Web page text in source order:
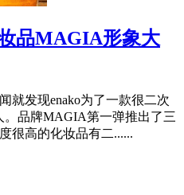
品MAGIA形象大
就发现enako为了一款很二次
品牌MAGIA第一弹推出了三
很高的化妆品有二......